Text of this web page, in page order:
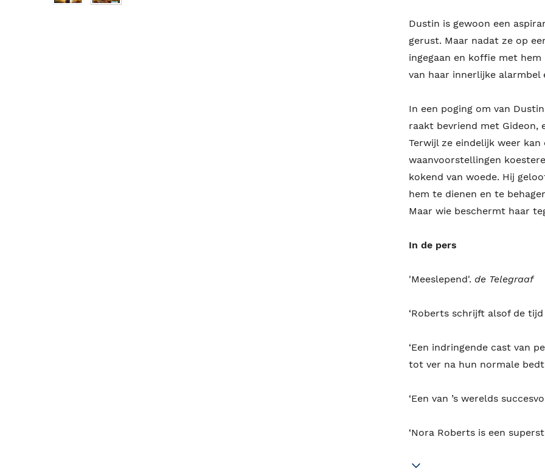
Dustin is gewoon een
gerust. Maar nadat ze op
ingegaan en koffie met
van haar innerlijke alarmbel
In een poging om van
raakt bevriend met Gideon,
Terwijl ze eindelijk weer
waanvoorstellingen
kokend van woede. Hij
hem te dienen en te
Maar wie beschermt haar
In de pers
'Meeslepend'. de Telegraaf
‘Roberts schrijft alsof de
‘Een indringende cast van
tot ver na hun normale
‘Een van ’s werelds
‘Nora Roberts is een